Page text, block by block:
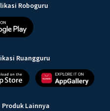
Roboguru
Ruangguru
Produk Lainnya